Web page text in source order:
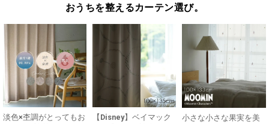
おうちを整えるカーテン選び。
淡色×杢調がとってもお
【Disney】ベイマック
小さな小さな果実を美